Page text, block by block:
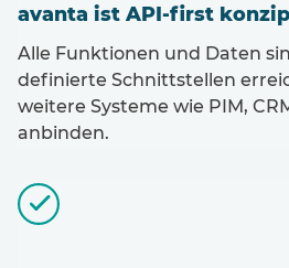
avanta ist API-first
Alle Funktionen und Daten
definierte Schnittstellen
weitere Systeme wie PIM,
anbinden.